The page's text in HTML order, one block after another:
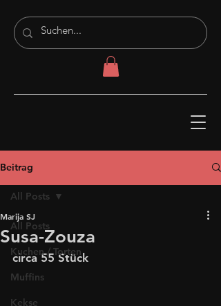
Beitrag
All Posts
Kuchen / Torten
Muffins
Kekse
All Posts
Susa-Zouza
Marija SJ
circa 55 Stück